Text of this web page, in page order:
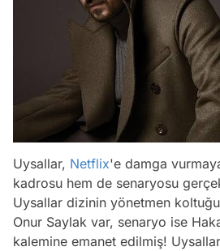
Uysallar, Netflix'e damga
kadrosu hem de senaryosu
Uysallar dizinin yönetmen
Onur Saylak var, senaryo ise
kalemine emanet edilmiş!